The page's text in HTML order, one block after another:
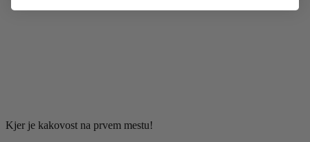
namen prejemanja obvestil o novostih, ponudbah in
Kjer je kakovost na prvem mestu!